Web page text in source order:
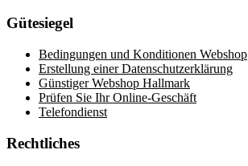
Gütesiegel
Bedingungen und Konditionen Webshop
Erstellung einer Datenschutzerklärung
Günstiger Webshop Hallmark
Prüfen Sie Ihr Online-Geschäft
Telefondienst
Rechtliches